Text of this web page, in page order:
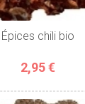
Épices chili bio
2,95 €